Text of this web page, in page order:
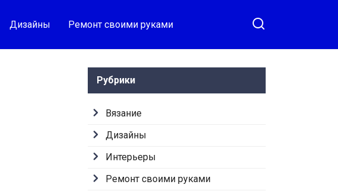
Дизайны Ремонт своими руками
Рубрики
Вязание
Дизайны
Интерьеры
Ремонт своими руками